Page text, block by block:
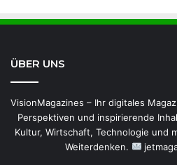
ÜBER UNS
VisionMagazines – Ihr digitales
Perspektiven und inspirierende
Kultur, Wirtschaft, Technologie und
Weiterdenken.